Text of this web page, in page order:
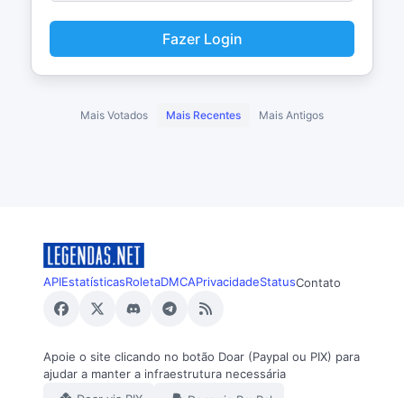
Fazer Login
Mais Votados Mais Recentes Mais Antigos
APIEstatísticasRoletaDMCAPrivacidadeStatusContato
Apoie o site clicando no botão Doar (Paypal ou PIX) para
ajudar a manter a infraestrutura necessária